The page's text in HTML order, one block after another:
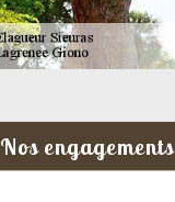
Nos engagements